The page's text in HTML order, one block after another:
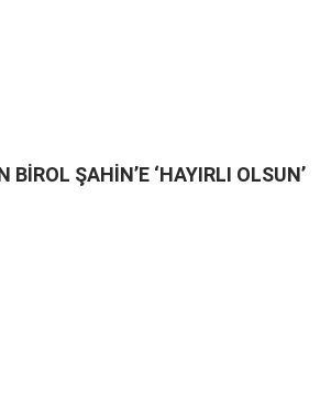
BİROL ŞAHİN’E ‘HAYIRLI OLSUN’